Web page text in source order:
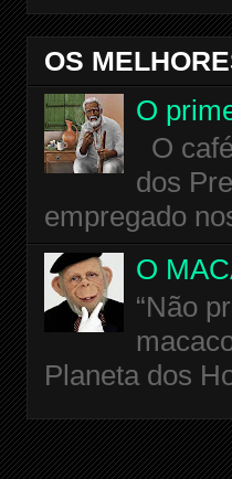
OS
O
O
dos
empregado
O
“Não
Planeta dos